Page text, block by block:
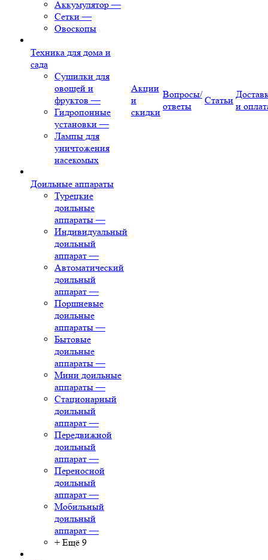
Аккумулятор —
Сетки —
Овоскопы
Техника для дома и
сада
Сушилки для
овощей и
фруктов —
Гидропонные
установки —
Лампы для
уничтожения
насекомых
Доильные аппараты
Турецкие
доильные
аппараты —
Индивидуальный
доильный
аппарат —
Автоматический
доильный
аппарат —
Поршневые
доильные
аппараты —
Бытовые
доильные
аппараты —
Мини доильные
аппараты —
Стационарный
доильный
аппарат —
Передвижной
доильный
аппарат —
Переносной
доильный
аппарат —
Мобильный
доильный
аппарат —
+ Ещё 9
Акции
и
скидки
Вопросы/
ответы
Статьи
и